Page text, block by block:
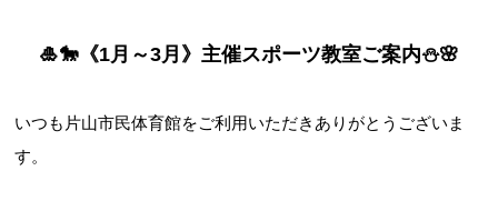
🎍🐎《1月～3月》主催スポーツ教室ご案内⛄🌸
いつも片山市民体育館をご利用いただきありがとうございま
す。